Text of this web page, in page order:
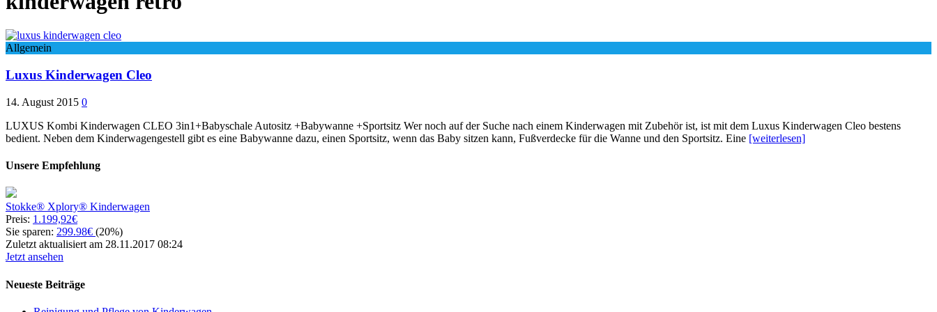
Allgemein
Luxus Kinderwagen Cleo
14. August 2015 0
LUXUS Kombi Kinderwagen CLEO 3in1+Babyschale Autositz +Babywanne +Sportsitz Wer noch auf der Suche nach einem Kinderwagen mit Zubehör ist, ist mit dem Luxus Kinderwagen Cleo bestens
bedient. Neben dem Kinderwagengestell gibt es eine Babywanne dazu, einen Sportsitz, wenn das Baby sitzen kann, Fußverdecke für die Wanne und den Sportsitz. Eine [weiterlesen]
Unsere Empfehlung
Stokke® Xplory® Kinderwagen
Preis: 1.199,92€
Sie sparen: 299.98€ (20%)
Zuletzt aktualisiert am 28.11.2017 08:24
Jetzt ansehen
Neueste Beiträge